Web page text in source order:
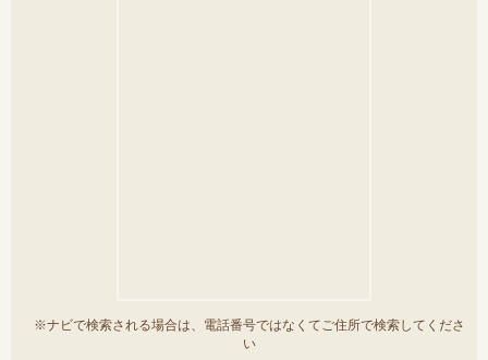
※ナビで検索される場合は、電話番号ではなくてご住所で検索してくださ
い